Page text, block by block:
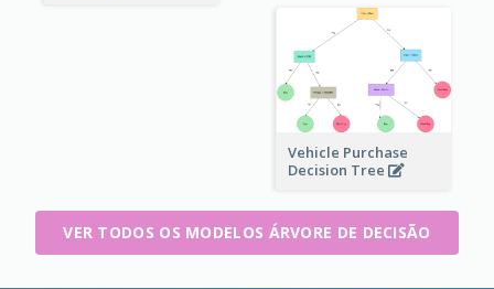
Vehicle Purchase
Decision Tree
VER TODOS OS MODELOS ÁRVORE DE DECISÃO